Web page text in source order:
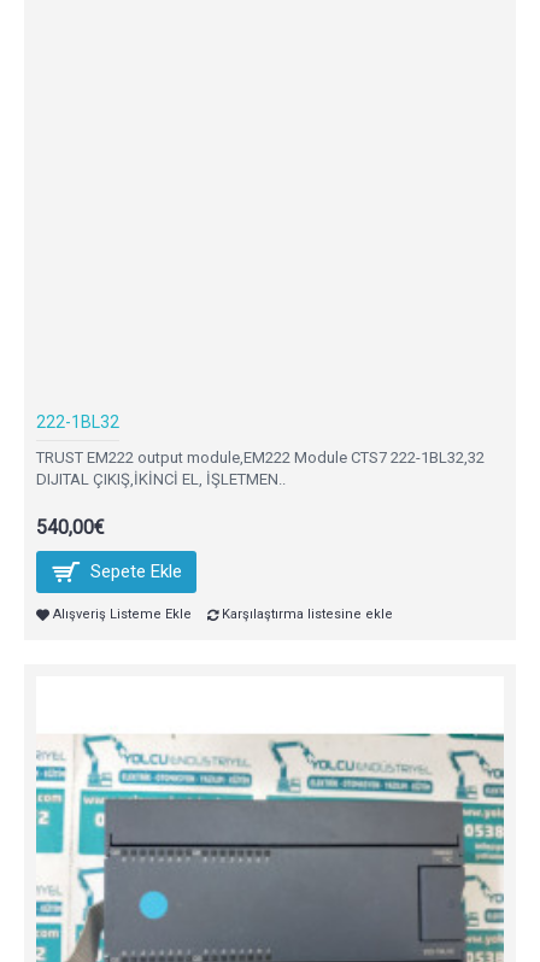
222-1BL32
TRUST EM222 output module,EM222 Module CTS7 222-1BL32,32
DIJITAL ÇIKIŞ,İKİNCİ EL, İŞLETMEN..
540,00€
Sepete Ekle
Alışveriş Listeme Ekle Karşılaştırma listesine ekle